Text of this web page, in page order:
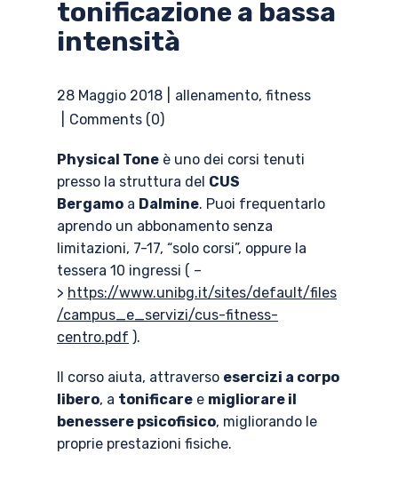
tonificazione a bassa
intensità
28 Maggio 2018 allenamento, fitness
Comments (0)
Physical Tone è uno dei corsi tenuti
presso la struttura del CUS
Bergamo a Dalmine. Puoi frequentarlo
aprendo un abbonamento senza
limitazioni, 7-17, “solo corsi”, oppure la
tessera 10 ingressi ( –
> https://www.unibg.it/sites/default/files
/campus_e_servizi/cus-fitness-
centro.pdf ).
Il corso aiuta, attraverso esercizi a corpo
libero, a tonificare e migliorare il
benessere psicofisico, migliorando le
proprie prestazioni fisiche.